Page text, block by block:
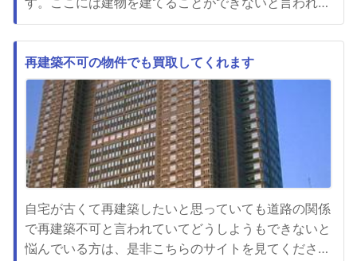
しまうとそうですかと諦めてしまいがちです。「第一
土地建物株式会社」では再建築不可の土地を買い取っ
てくれます。そのお金で新しい土地探しをすることが
できます。土地に古い建物が残っている場合でも売却
できます。再建築不可と言わ...
再建築不可の物件でも買取してくれます
自宅が古くて再建築したいと思っていても道路の関係
で再建築不可と言われていてどうしようもできないと
悩んでいる方は、是非こちらのサイトを見てくださ